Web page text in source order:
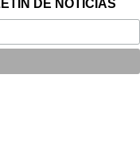
DE NOTICIAS